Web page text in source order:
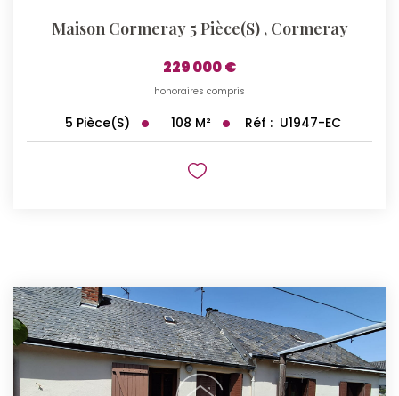
Maison Cormeray 5 Pièce(s) , Cormeray
229 000 €
honoraires compris
5 Pièce(s) 108 M² Réf : U1947-EC